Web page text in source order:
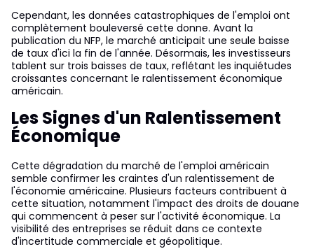
Cependant, les données catastrophiques de l'emploi ont
complètement bouleversé cette donne. Avant la
publication du NFP, le marché anticipait une seule baisse
de taux d'ici la fin de l'année. Désormais, les investisseurs
tablent sur trois baisses de taux, reflétant les inquiétudes
croissantes concernant le ralentissement économique
américain.
Les Signes d'un Ralentissement
Économique
Cette dégradation du marché de l'emploi américain
semble confirmer les craintes d'un ralentissement de
l'économie américaine. Plusieurs facteurs contribuent à
cette situation, notamment l'impact des droits de douane
qui commencent à peser sur l'activité économique. La
visibilité des entreprises se réduit dans ce contexte
d'incertitude commerciale et géopolitique.